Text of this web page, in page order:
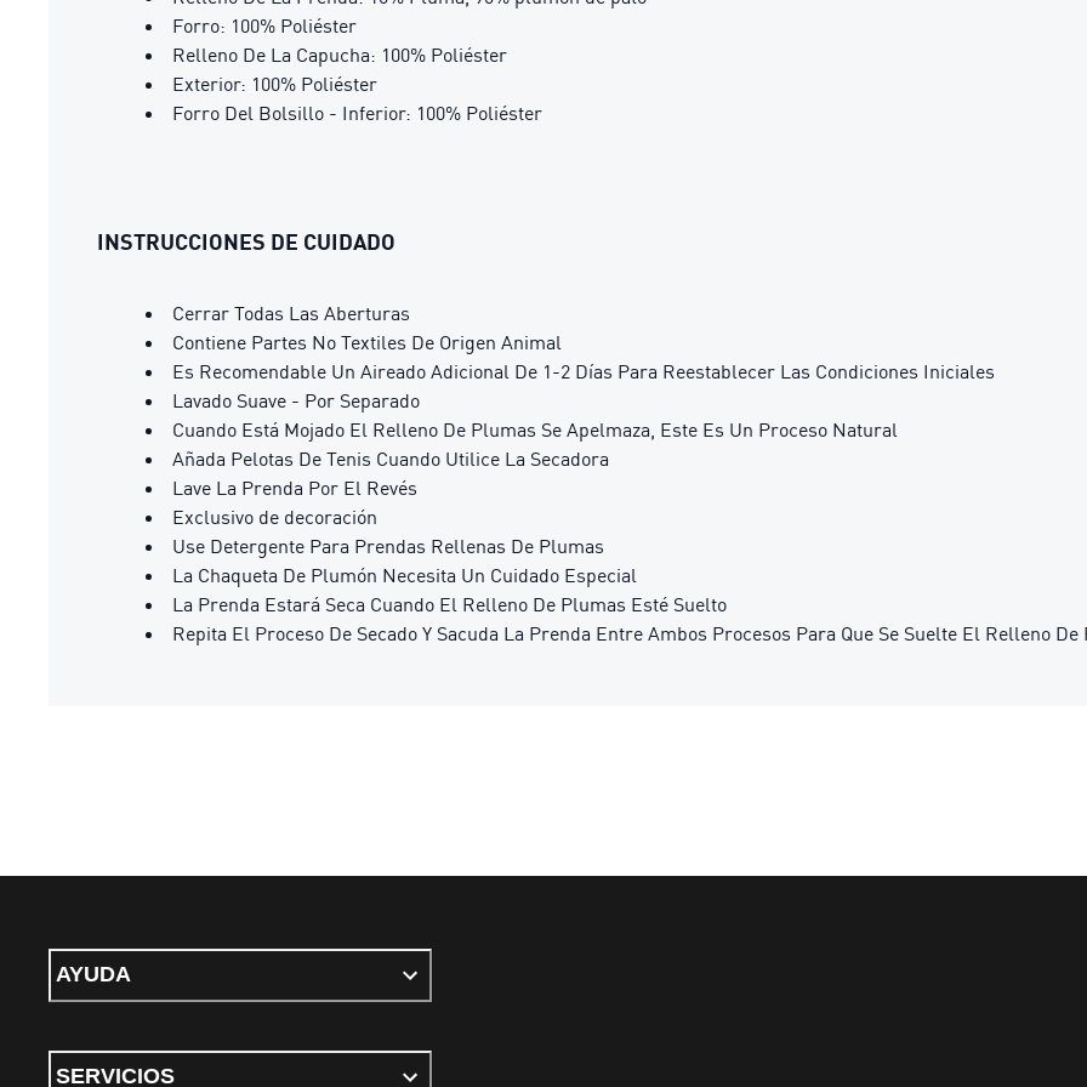
Forro: 100% Poliéster
Relleno De La Capucha: 100% Poliéster
Exterior: 100% Poliéster
Forro Del Bolsillo - Inferior: 100% Poliéster
INSTRUCCIONES DE CUIDADO
Cerrar Todas Las Aberturas
Contiene Partes No Textiles De Origen Animal
Es Recomendable Un Aireado Adicional De 1-2 Días Para Reestablecer Las Condiciones Iniciales
Lavado Suave - Por Separado
Cuando Está Mojado El Relleno De Plumas Se Apelmaza, Este Es Un Proceso Natural
Añada Pelotas De Tenis Cuando Utilice La Secadora
Lave La Prenda Por El Revés
Exclusivo de decoración
Use Detergente Para Prendas Rellenas De Plumas
La Chaqueta De Plumón Necesita Un Cuidado Especial
La Prenda Estará Seca Cuando El Relleno De Plumas Esté Suelto
Repita El Proceso De Secado Y Sacuda La Prenda Entre Ambos Procesos Para Que Se Suelte El Relleno De
AYUDA
SERVICIOS